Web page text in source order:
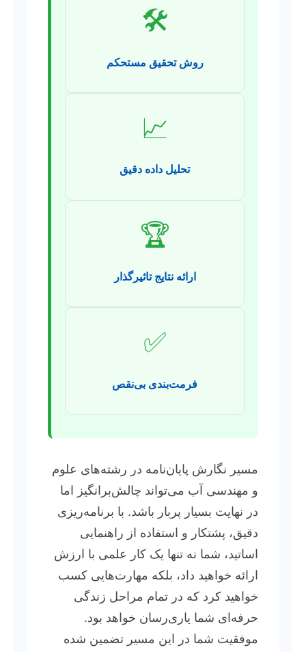
🛠️
روش تحقیق مستحکم
📈
تحلیل داده دقیق
🏆
ارائه نتایج تاثیرگذار
✅
فرمت‌بندی بی‌نقص
مسیر نگارش پایان‌نامه در رشته‌های علوم
و مهندسی آب می‌تواند چالش‌برانگیز اما
در نهایت بسیار پربار باشد. با برنامه‌ریزی
دقیق، پشتکار و استفاده از راهنمایی
اساتید، شما نه تنها یک کار علمی با ارزش
ارائه خواهید داد، بلکه مهارت‌هایی کسب
خواهید کرد که در تمام مراحل زندگی
حرفه‌ای شما یاری‌رسان خواهد بود.
موفقیت شما در این مسیر تضمین شده